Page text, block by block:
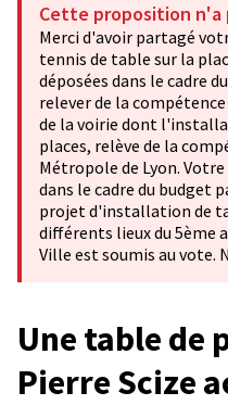
Cette proposition n'a
Merci d'avoir partagé
tennis de table sur la
déposées dans le cadre
relever de la
de la voirie dont
places, relève de la
Métropole de Lyon.
dans le cadre du budget
projet d'installation de
différents lieux du 5ème
Ville est soumis au vote.
Une table de
Pierre Scize